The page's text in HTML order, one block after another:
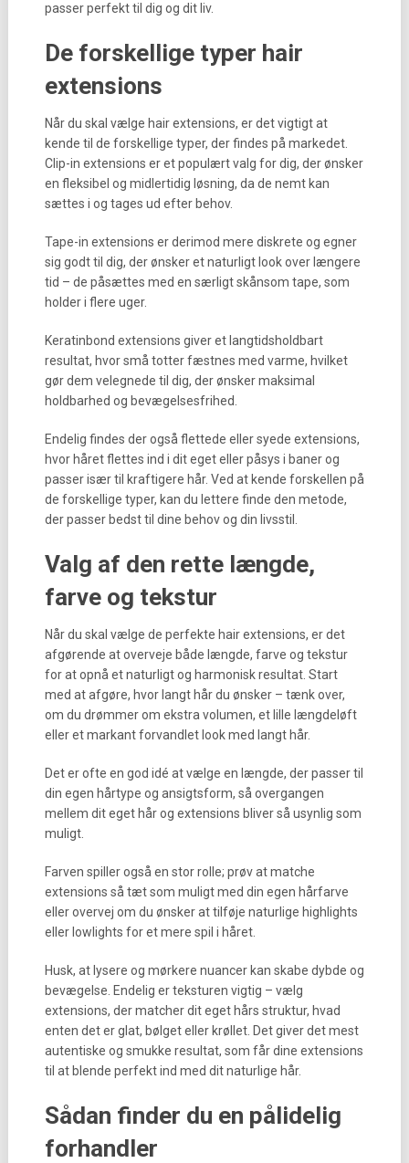
passer perfekt til dig og dit liv.
De forskellige typer hair
extensions
Når du skal vælge hair extensions, er det vigtigt at
kende til de forskellige typer, der findes på markedet.
Clip-in extensions er et populært valg for dig, der ønsker
en fleksibel og midlertidig løsning, da de nemt kan
sættes i og tages ud efter behov.
Tape-in extensions er derimod mere diskrete og egner
sig godt til dig, der ønsker et naturligt look over længere
tid – de påsættes med en særligt skånsom tape, som
holder i flere uger.
Keratinbond extensions giver et langtidsholdbart
resultat, hvor små totter fæstnes med varme, hvilket
gør dem velegnede til dig, der ønsker maksimal
holdbarhed og bevægelsesfrihed.
Endelig findes der også flettede eller syede extensions,
hvor håret flettes ind i dit eget eller påsys i baner og
passer især til kraftigere hår. Ved at kende forskellen på
de forskellige typer, kan du lettere finde den metode,
der passer bedst til dine behov og din livsstil.
Valg af den rette længde,
farve og tekstur
Når du skal vælge de perfekte hair extensions, er det
afgørende at overveje både længde, farve og tekstur
for at opnå et naturligt og harmonisk resultat. Start
med at afgøre, hvor langt hår du ønsker – tænk over,
om du drømmer om ekstra volumen, et lille længdeløft
eller et markant forvandlet look med langt hår.
Det er ofte en god idé at vælge en længde, der passer til
din egen hårtype og ansigtsform, så overgangen
mellem dit eget hår og extensions bliver så usynlig som
muligt.
Farven spiller også en stor rolle; prøv at matche
extensions så tæt som muligt med din egen hårfarve
eller overvej om du ønsker at tilføje naturlige highlights
eller lowlights for et mere spil i håret.
Husk, at lysere og mørkere nuancer kan skabe dybde og
bevægelse. Endelig er teksturen vigtig – vælg
extensions, der matcher dit eget hårs struktur, hvad
enten det er glat, bølget eller krøllet. Det giver det mest
autentiske og smukke resultat, som får dine extensions
til at blende perfekt ind med dit naturlige hår.
Sådan finder du en pålidelig
forhandler